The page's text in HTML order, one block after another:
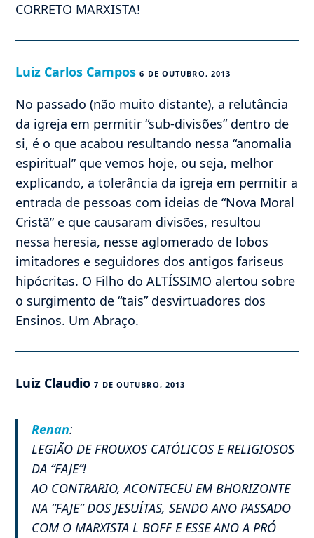
CORRETO MARXISTA!
Luiz Carlos Campos 6 DE OUTUBRO, 2013
No passado (não muito distante), a relutância
da igreja em permitir “sub-divisões” dentro de
si, é o que acabou resultando nessa “anomalia
espiritual” que vemos hoje, ou seja, melhor
explicando, a tolerância da igreja em permitir a
entrada de pessoas com ideias de “Nova Moral
Cristã” e que causaram divisões, resultou
nessa heresia, nesse aglomerado de lobos
imitadores e seguidores dos antigos fariseus
hipócritas. O Filho do ALTÍSSIMO alertou sobre
o surgimento de “tais” desvirtuadores dos
Ensinos. Um Abraço.
Luiz Claudio7 DE OUTUBRO, 2013
Renan:
LEGIÃO DE FROUXOS CATÓLICOS E RELIGIOSOS
DA “FAJE”!
AO CONTRARIO, ACONTECEU EM BHORIZONTE
NA “FAJE” DOS JESUÍTAS, SENDO ANO PASSADO
COM O MARXISTA L BOFF E ESSE ANO A PRÓ